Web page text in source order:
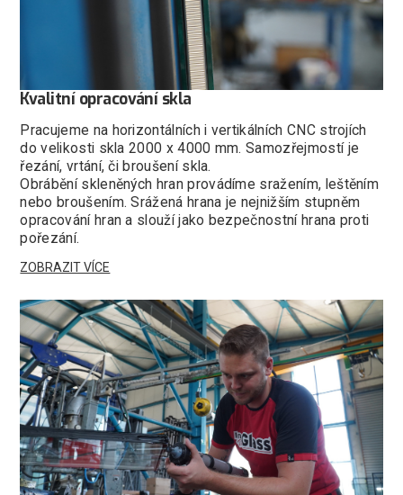
Kvalitní opracování skla
Pracujeme na horizontálních i vertikálních CNC strojích
do velikosti skla 2000 x 4000 mm. Samozřejmostí je
řezání, vrtání, či broušení skla.
Obrábění skleněných hran provádíme sražením, leštěním
nebo broušením. Srážená hrana je nejnižším stupněm
opracování hran a slouží jako bezpečnostní hrana proti
pořezání.
ZOBRAZIT VÍCE